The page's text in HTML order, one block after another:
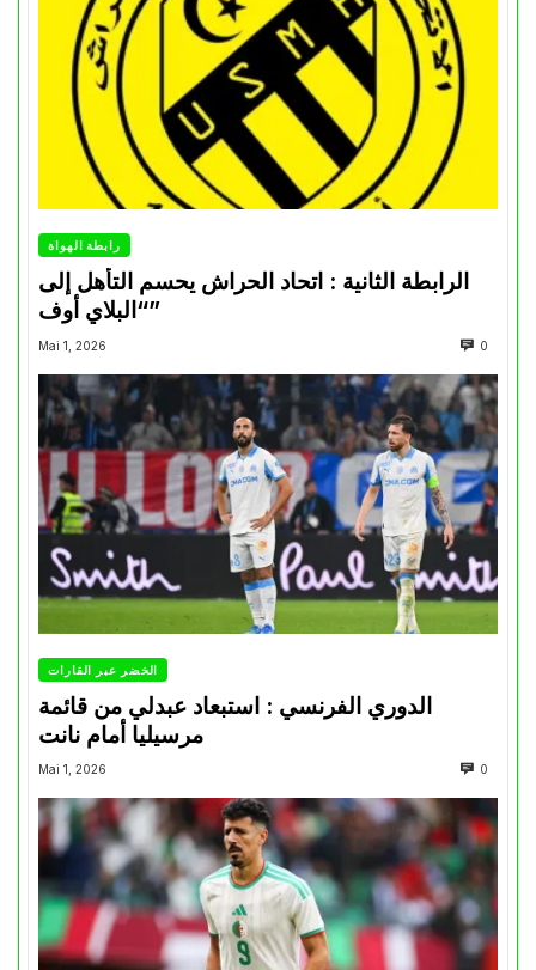
رابطة الهواة
الرابطة الثانية : اتحاد الحراش يحسم التأهل إلى
“البلاي أوف”
Mai 1, 2026 0
الخضر عبر القارات
الدوري الفرنسي : استبعاد عبدلي من قائمة
مرسيليا أمام نانت
Mai 1, 2026 0